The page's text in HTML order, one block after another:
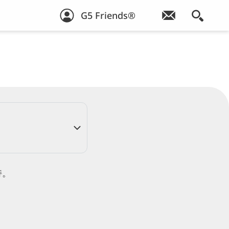
G5 Friends®